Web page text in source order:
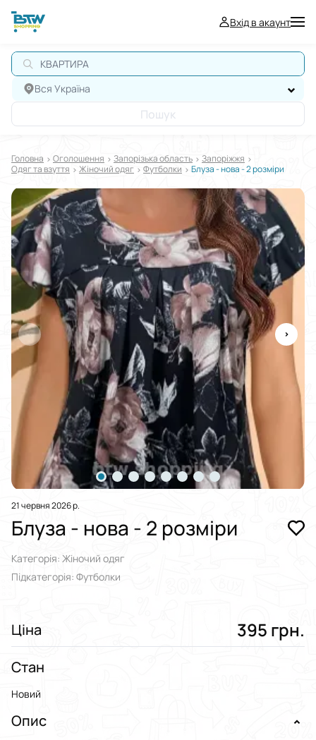
Вхід в акаунт
Вся Україна
Пошук
Головна Оголошення Запорізька область
Запоріжжя
Одяг та взуття
Жіночий одяг Футболки Блуза - нова - 2 розміри
21 червня 2026 р.
Блуза - нова - 2 розміри
Категорія: Жіночий одяг
Підкатегорія: Футболки
Ціна 395 грн.
Стан
Новий
Опис